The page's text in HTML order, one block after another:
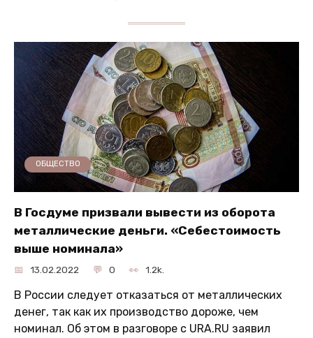
ОБЩЕСТВО
В Госдуме призвали вывести из оборота
металлические деньги. «Себестоимость
выше номинала»
13.02.2022 0 1.2k.
В России следует отказаться от металлических
денег, так как их производство дороже, чем
номинал. Об этом в разговоре с URA.RU заявил